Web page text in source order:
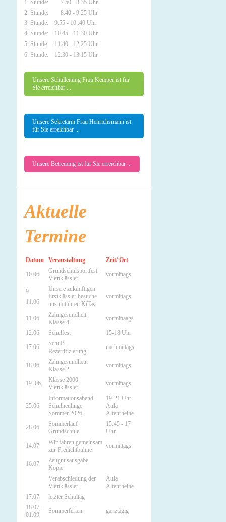
1. Stunde: 7.50 - 8.35 Uhr
2. Stunde: 8.40 - 9.25 Uhr
3. Stunde: 9.55 - 10..40 Uhr
4. Stunde: 10.45 - 11.30 Uhr
5. Stunde: 11.40 - 12.25 Uhr
6. Stunde: 12.30 - 13.15 Uhr
Unsere Schulleitung Frau Kemper ist für
Sie erreichbar ...
Unsere Sekretärin Frau Henrichsmann ist
für Sie erreichbar ...
Unsere Betreuung ist für Sie erreichbar ...
Aktuelle
Termine
Datum Veranstaltung Zeit/ Ort
10.06.
Grundschulsportfest
Viertklässler
vormittags
9.-
11.06.
Unsere zukünftigen
Erstklässler besuche
uns mit ihren KiTas
vormittags
11.06.
Zahngesundheit
Klasse 4
vormittaags
12.06. Schulfest 15-18 Uhr
17.06.
SchuB -
Rezertifizierung
nachmittags
18.06.
Zahngesundheut
Klasse 2
vormittags
19..06.
Klasse 2000
Viertklässler
vormittags
25.06.
Informationsabend
Schulneulinge
Sommer 2026
19-21 Uhr
Aula
Altenrheine
28.06.
Sommerlauf
Grundschule
15.45 - 17
Uhr
14.07.
Wir fahren gemeinsam
zur Freilichtbühne
vormittags
16.07.
Zeugnusausgabe
Kopie
Verabschiedung der
Viertklässler
Aula
Altenrheine
17.07.
letzter Schultag
18.07. -
01.09.
Sommerferien ganztägig